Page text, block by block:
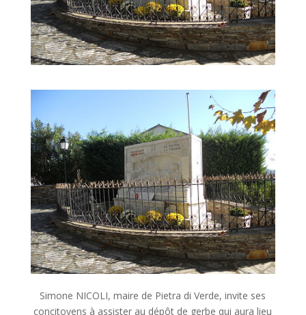
Simone NICOLI, maire de Pietra di Verde, invite ses
concitoyens à assister au dépôt de gerbe qui aura lieu